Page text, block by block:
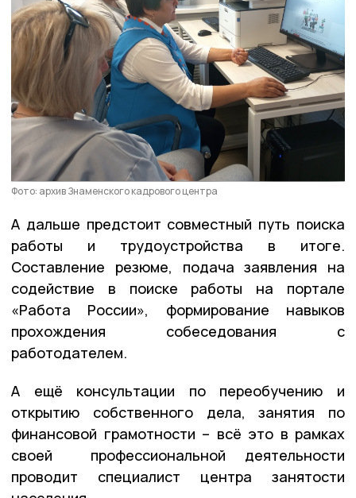
Фото: архив Знаменского кадрового центра
А дальше предстоит совместный путь поиска
работы и трудоустройства в итоге.
Составление резюме, подача заявления на
содействие в поиске работы на портале
«Работа России», формирование навыков
прохождения собеседования с
работодателем.
А ещё консультации по переобучению и
открытию собственного дела, занятия по
финансовой грамотности – всё это в рамках
своей профессиональной деятельности
проводит специалист центра занятости